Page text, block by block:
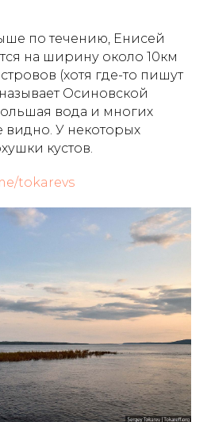
по течению, Енисей
на ширину около 10км
(хотя где-то пишут
Осиновской
вода и многих
видно. У некоторых
кустов.
tokarevs